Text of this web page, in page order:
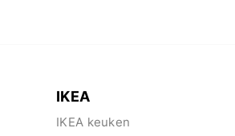
IKEA
IKEA keuken